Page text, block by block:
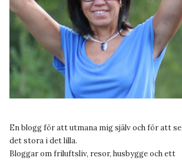
En blogg för att utmana mig själv och för att se
det stora i det lilla.
Bloggar om friluftsliv, resor, husbygge och ett